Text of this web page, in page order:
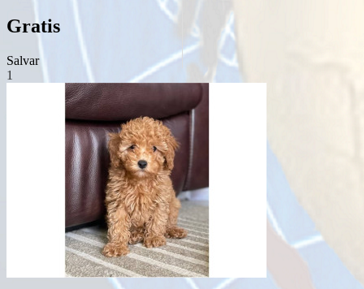
Gratis
Salvar
1